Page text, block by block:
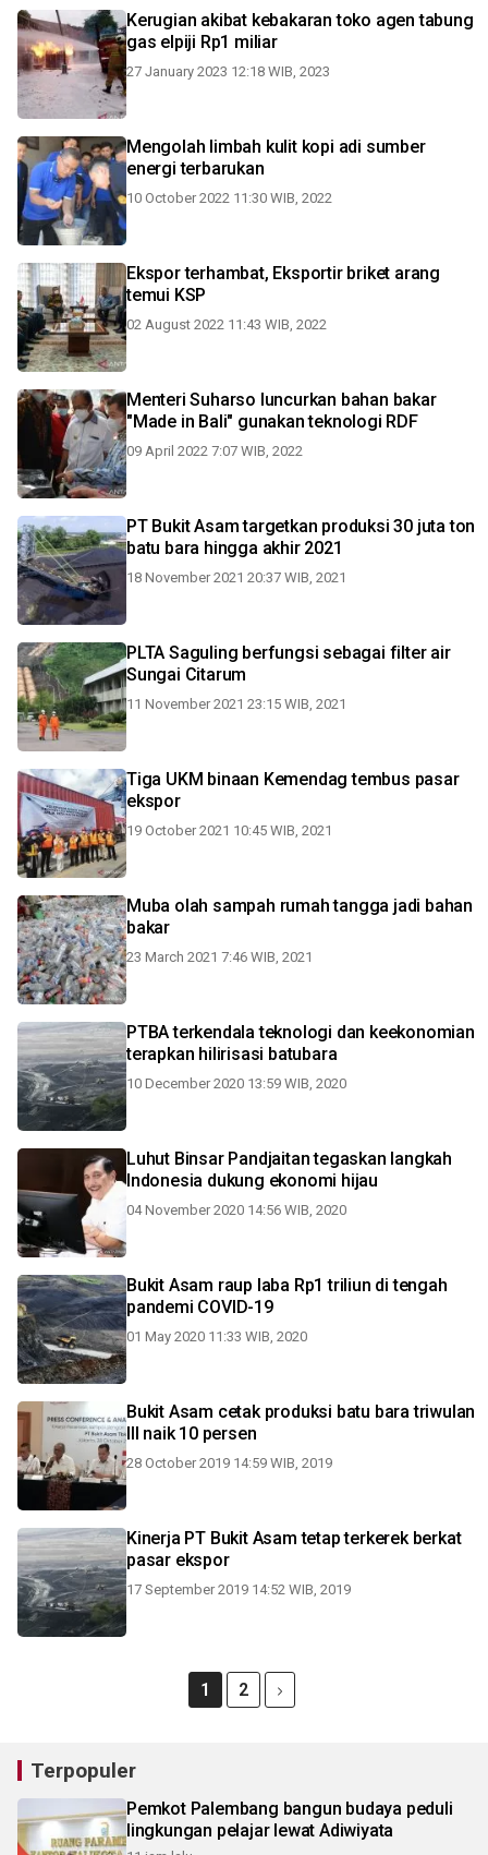
Kerugian akibat kebakaran toko agen tabung
gas elpiji Rp1 miliar
27 January 2023 12:18 WIB, 2023
Mengolah limbah kulit kopi adi sumber
energi terbarukan
10 October 2022 11:30 WIB, 2022
Ekspor terhambat, Eksportir briket arang
temui KSP
02 August 2022 11:43 WIB, 2022
Menteri Suharso luncurkan bahan bakar
"Made in Bali" gunakan teknologi RDF
09 April 2022 7:07 WIB, 2022
PT Bukit Asam targetkan produksi 30 juta ton
batu bara hingga akhir 2021
18 November 2021 20:37 WIB, 2021
PLTA Saguling berfungsi sebagai filter air
Sungai Citarum
11 November 2021 23:15 WIB, 2021
Tiga UKM binaan Kemendag tembus pasar
ekspor
19 October 2021 10:45 WIB, 2021
Muba olah sampah rumah tangga jadi bahan
bakar
23 March 2021 7:46 WIB, 2021
PTBA terkendala teknologi dan keekonomian
terapkan hilirisasi batubara
10 December 2020 13:59 WIB, 2020
Luhut Binsar Pandjaitan tegaskan langkah
Indonesia dukung ekonomi hijau
04 November 2020 14:56 WIB, 2020
Bukit Asam raup laba Rp1 triliun di tengah
pandemi COVID-19
01 May 2020 11:33 WIB, 2020
Bukit Asam cetak produksi batu bara triwulan
III naik 10 persen
28 October 2019 14:59 WIB, 2019
Kinerja PT Bukit Asam tetap terkerek berkat
pasar ekspor
17 September 2019 14:52 WIB, 2019
1 2
Terpopuler
Pemkot Palembang bangun budaya peduli
lingkungan pelajar lewat Adiwiyata